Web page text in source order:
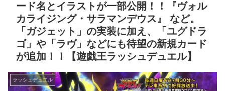
ード名とイラストが一部公開！！『ヴォル
カライジング・サラマンデウス』 など。
「ガジェット」の実装に加え、「ユグドラ
ゴ」や「ラヴ」などにも待望の新規カード
が追加！！【遊戯王ラッシュデュエル】
ラッシュデュエル